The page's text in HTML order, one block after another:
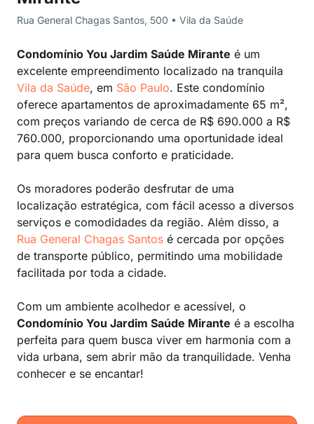
Rua General Chagas Santos, 500 • Vila da Saúde
Condomínio You Jardim Saúde Mirante é um
excelente empreendimento localizado na tranquila
Vila da Saúde, em São Paulo. Este condomínio
oferece apartamentos de aproximadamente 65 m²,
com preços variando de cerca de R$ 690.000 a R$
760.000, proporcionando uma oportunidade ideal
para quem busca conforto e praticidade.
Os moradores poderão desfrutar de uma
localização estratégica, com fácil acesso a diversos
serviços e comodidades da região. Além disso, a
Rua General Chagas Santos é cercada por opções
de transporte público, permitindo uma mobilidade
facilitada por toda a cidade.
Com um ambiente acolhedor e acessível, o
Condomínio You Jardim Saúde Mirante é a escolha
perfeita para quem busca viver em harmonia com a
vida urbana, sem abrir mão da tranquilidade. Venha
conhecer e se encantar!